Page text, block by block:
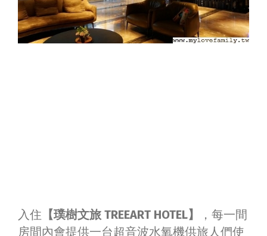
入住 【璞樹文旅 TREEART HOTEL】
，每一間
房間內會提供一台超音波水氧機供旅人們使